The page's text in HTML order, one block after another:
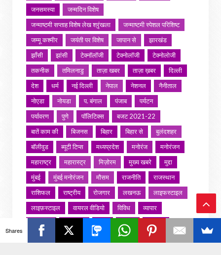
जनसमस्या
जन्मदिन विशेष
जन्माष्टमी सप्ताह विशेष लेख श्रृंखला
जन्माष्टमी स्पेशल परिशिष्ट
जम्मू कश्मीर
जयंती पर विशेष जापान से
झारखंड
झाँसी
झांसी टेक्नॉलॉजी टेक्नोलॉजी
टेक्नोलोजी
तकनीक
तमिलनाडु ताज़ा खबर ताज़ा ख़बर
दिल्ली
देश
धर्म नई दिल्ली नेपाल नेशनल
नैनीताल
नोएडा
नोयडा प. बंगाल पंजाब
पर्यटन
पर्यावरण
पुणे पॉलिटिक्स
बजट 2021-22
बातें काम की
बिजनस बिहार बिहार से
बुलंदशहर
बॉलीवुड
ब्यूटी टिप्स मध्यप्रदेश मनोरंज
मनोरंजन
महाराष्ट्र
महारास्ट्र मिज़ोरम मुख्य खबरे
मुद्दा
मुंबई
मुंबई मनोरंजन मौसम राजनीति
राजस्थान
राशिफल
राष्ट्रीय रोजगार लखनऊ
लाइफस्टाइल
लाइफ़स्टाइल
वायरल वीडियो विविध
व्यापार
शख्सियत
समाज
संस्कार
संस्कृति
साहित्य सरोवर सिटी इवेंट
स्पोर्ट्स
Ba
ck
Shares